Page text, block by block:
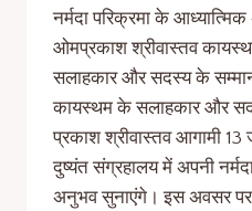
नर्मदा परिक्रमा के
ओमप्रकाश श्रीवास्तव
सलाहकार और सदस्य के
कायस्थम के सलाहकार और
प्रकाश श्रीवास्तव आगामी
दुष्यंत संग्रहालय में अपनी
अनुभव सुनाएंगे। इस अवसर